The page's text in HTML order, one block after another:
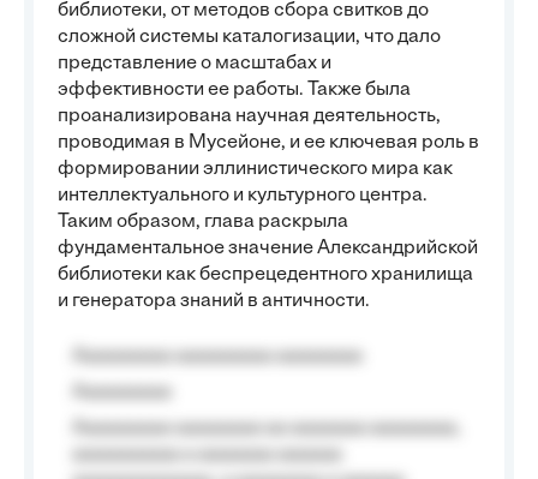
библиотеки, от методов сбора свитков до
сложной системы каталогизации, что дало
представление о масштабах и
эффективности ее работы. Также была
проанализирована научная деятельность,
проводимая в Мусейоне, и ее ключевая роль в
формировании эллинистического мира как
интеллектуального и культурного центра.
Таким образом, глава раскрыла
фундаментальное значение Александрийской
библиотеки как беспрецедентного хранилища
и генератора знаний в античности.